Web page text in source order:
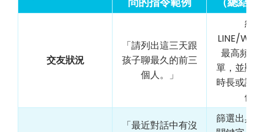
交友狀況
「請列出這三天跟
孩子聊最久的前三
個人。」
統整
LINE/
最高頻聯
單，並顯
時長或訊
例。
「最近對話中有沒
篩選出具